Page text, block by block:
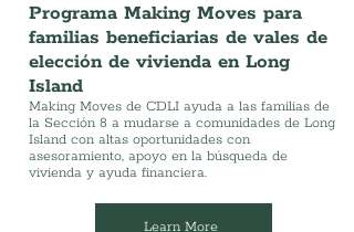
Programa Making Moves para
familias beneficiarias de vales de
elección de vivienda en Long
Island
Making Moves de CDLI ayuda a las familias de
la Sección 8 a mudarse a comunidades de Long
Island con altas oportunidades con
asesoramiento, apoyo en la búsqueda de
vivienda y ayuda financiera.
Learn More